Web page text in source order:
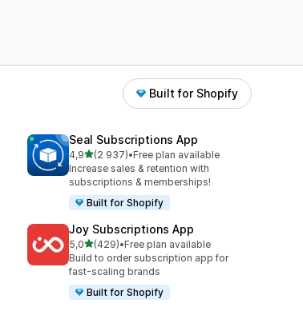
Built for Shopify
Seal Subscriptions App
4,9/ 5 tähteä
(2 937)
2937 arvostelua yhteensä
•Free plan available
Increase sales & retention with
subscriptions & memberships!
Built for Shopify
Joy Subscriptions App
5,0/ 5 tähteä
(429)
429 arvostelua yhteensä
•Free plan available
Build to order subscription app for
fast-scaling brands
Built for Shopify